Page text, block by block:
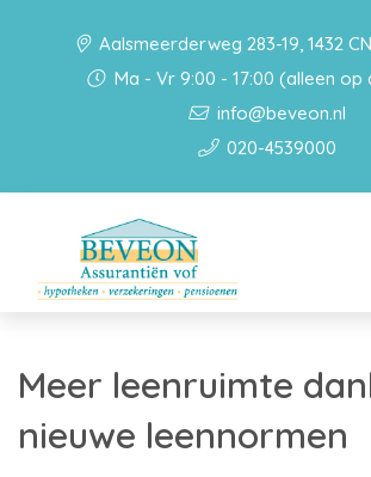
Aalsmeerderweg 283-19, 1432
Ma - Vr 9:00 - 17:00 (alleen
info@beveon.nl
020-4539000
Meer leenruimte
nieuwe leennormen